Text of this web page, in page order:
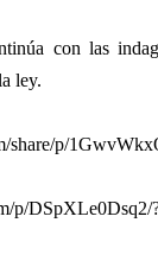
con las
ley.
share/p/
p/